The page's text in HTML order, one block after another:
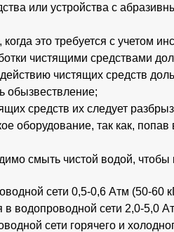
или устройства с
это требуется с учетом
чистящими средствами
чистящих средств
обызвествление;
средств их следует
оборудование, так как,
смыть чистой водой, чтобы
сети 0,5-0,6 Атм (50-60
водопроводной сети 2,0-5,0
сети горячего и